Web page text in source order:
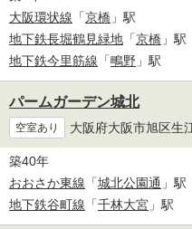
大阪環状線 「京橋 」駅
地下鉄長堀鶴見緑地 「京橋 」駅
地下鉄今里筋線 「鴫野 」駅
パームガーデン城北
空室あり 大阪府大阪市旭区生
築40年
おおさか東線 「城北公園通 」駅
地下鉄谷町線 「千林大宮 」駅